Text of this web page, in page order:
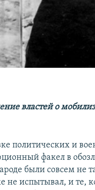
властей о
политических и
факел в
были совсем не
испытывал, и те,